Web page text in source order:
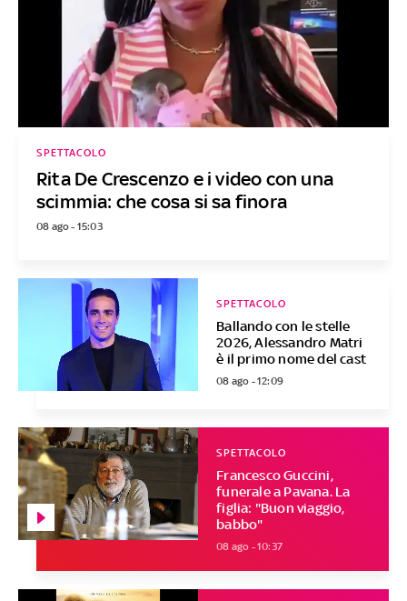
Rita De Crescenzo e i video con una
scimmia: che cosa si sa finora
SPETTACOLO
08 ago - 15:03
Ballando con le stelle
2026, Alessandro Matri
è il primo nome del cast
SPETTACOLO
08 ago - 12:09
Francesco Guccini,
funerale a Pavana. La
figlia: "Buon viaggio,
babbo"
SPETTACOLO
08 ago - 10:37